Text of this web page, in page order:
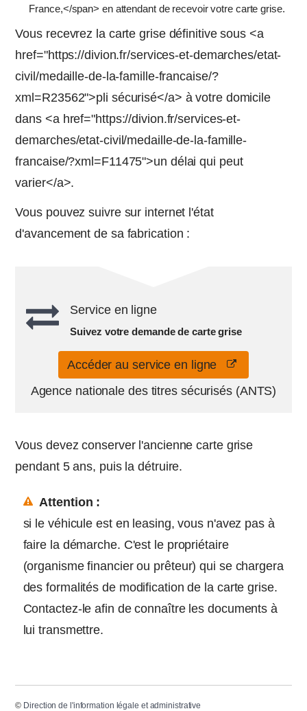
France,</span> en attendant de recevoir votre carte grise.
Vous recevrez la carte grise définitive sous <a
href="https://divion.fr/services-et-demarches/etat-
civil/medaille-de-la-famille-francaise/?
xml=R23562">pli sécurisé</a> à votre domicile
dans <a href="https://divion.fr/services-et-
demarches/etat-civil/medaille-de-la-famille-
francaise/?xml=F11475">un délai qui peut
varier</a>.
Vous pouvez suivre sur internet l'état
d'avancement de sa fabrication :
Service en ligne
Suivez votre demande de carte grise
Accéder au service en ligne
Agence nationale des titres sécurisés (ANTS)
Vous devez conserver l'ancienne carte grise
pendant 5 ans, puis la détruire.
Attention :
si le véhicule est en leasing, vous n'avez pas à
faire la démarche. C'est le propriétaire
(organisme financier ou prêteur) qui se chargera
des formalités de modification de la carte grise.
Contactez-le afin de connaître les documents à
lui transmettre.
© Direction de l'information légale et administrative